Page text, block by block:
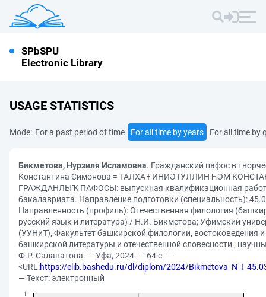
SPbSPU
Electronic Library
USAGE STATISTICS
Mode: For a past period of time For all time by years For all time by
Бикметова, Нурзиля Исламовна. Гражданский пафос в
Константина Симонова = ТАЛХА ҒИНИӘТУЛЛИН ҺӘМ
ГРАЖДАНЛЫҠ ПАФОСЫ: выпускная квалификационная
бакалавриата. Направление подготовки (специальность):
Направленность (профиль): Отечественная филология
русский язык и литература) / Н.И. Бикметова; Уфимский
(УУНиТ), Факультет башкирской филологии, востоковедения
башкирской литературы и отечественной словесности ;
Ф.Р. Салаватова. — Уфа, 2024. — 64 с. —
<URL:https://elib.bashedu.ru/dl/diplom/2024/
— Текст: электронный